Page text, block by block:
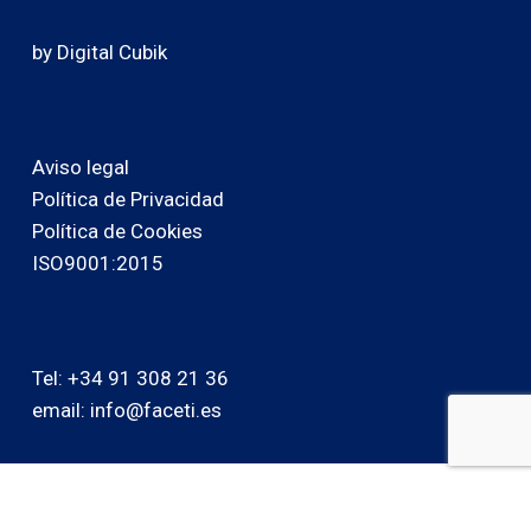
by Digital Cubik
Aviso legal
Política de Privacidad
Política de Cookies
ISO9001:2015
Tel: +34 91 308 21 36
email: info@faceti.es